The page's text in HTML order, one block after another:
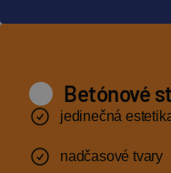
Betónové
jedinečná
nadčasové tvary